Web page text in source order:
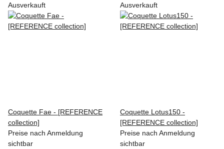
Ausverkauft
Coquette Fae - [REFERENCE
collection]
Preise nach Anmeldung
sichtbar
Ausverkauft
Coquette Lotus150 -
[REFERENCE collection]
Preise nach Anmeldung
sichtbar